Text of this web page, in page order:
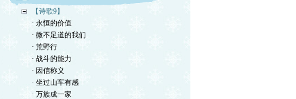
【诗歌9】
· 永恒的价值
· 微不足道的我们
· 荒野行
· 战斗的能力
· 因信称义
· 坐过山车有感
· 万族成一家